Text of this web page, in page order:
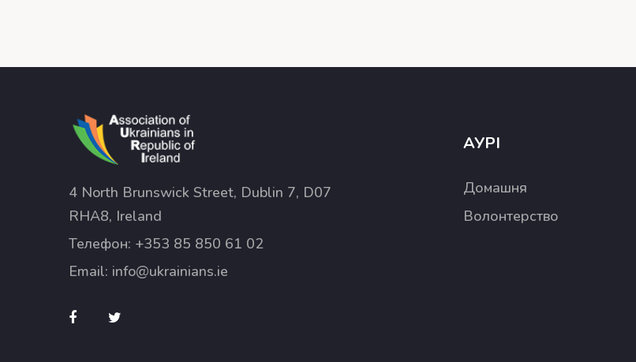
4 North Brunswick Street, Dublin 7, D07
RHA8, Ireland
Телефон: +353 85 850 61 02
Email: info@ukrainians.ie
АУРІ
Домашня
Волонтерство